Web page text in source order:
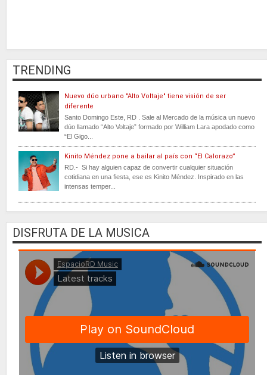
TRENDING
Nuevo dúo urbano "Alto Voltaje" tiene visión de ser
diferente
Santo Domingo Este, RD . Sale al Mercado de la música un nuevo
dúo llamado “Alto Voltaje” formado por William Lara apodado como
“El Gigo...
Kinito Méndez pone a bailar al país con “El Calorazo”
RD.- Si hay alguien capaz de convertir cualquier situación
cotidiana en una fiesta, ese es Kinito Méndez. Inspirado en las
intensas temper...
DISFRUTA DE LA MUSICA